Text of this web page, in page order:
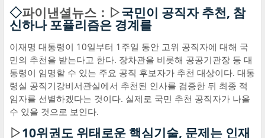
◇파이낸셜뉴스：▷국민이 공직자 추천, 참
신하나 포퓰리즘은 경계를
이재명 대통령이 10일부터 1주일 동안 고위 공직자에 대해 국
민의 추천을 받는다고 한다. 장차관을 비롯해 공공기관장 등 대
통령이 임명할 수 있는 주요 공직 후보자가 추천 대상이다. 대통
령실 공직기강비서관실에서 추천된 인사를 검증한 뒤 최종 적
임자를 선별하겠다는 것이다. 실제로 국민 추천 공직자가 나올
수 있을 것으로 보인다.
▷10위권도 위태로운 핵심기술, 문제는 인재